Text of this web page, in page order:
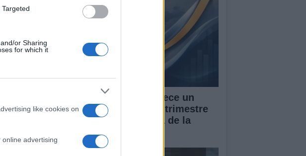
or Sharing
for which it
like cookies on
advertising
de los
podría
El PIB de España crece un
0.7% en el segundo trimestre
de 2026, por encima de la